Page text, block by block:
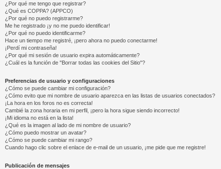
¿Por qué me tengo que registrar?
¿Qué es COPPA? (APPCO)
¿Por qué no puedo registrarme?
Me he registrado ¡y no me puedo identificar!
¿Por qué no puedo identificarme?
Hace un tiempo me registré, ¡pero ahora no puedo conectarme!
¡Perdí mi contraseña!
¿Por qué mi sesión de usuario expira automáticamente?
¿Cuál es la función de "Borrar todas las cookies del Sitio"?
Preferencias de usuario y configuraciones
¿Cómo se puede cambiar mi configuración?
¿Cómo evito que mi nombre de usuario aparezca en las listas de usuarios conectados?
¡La hora en los foros no es correcta!
Cambié la zona horaria en mi perfil, ¡pero la hora sigue siendo incorrecto!
¡Mi idioma no está en la lista!
¿Qué es la imagen al lado de mi nombre de usuario?
¿Cómo puedo mostrar un avatar?
¿Cómo se puede cambiar mi rango?
Cuando hago clic sobre el enlace de e-mail de un usuario, ¡me pide que me registre!
Publicación de mensajes